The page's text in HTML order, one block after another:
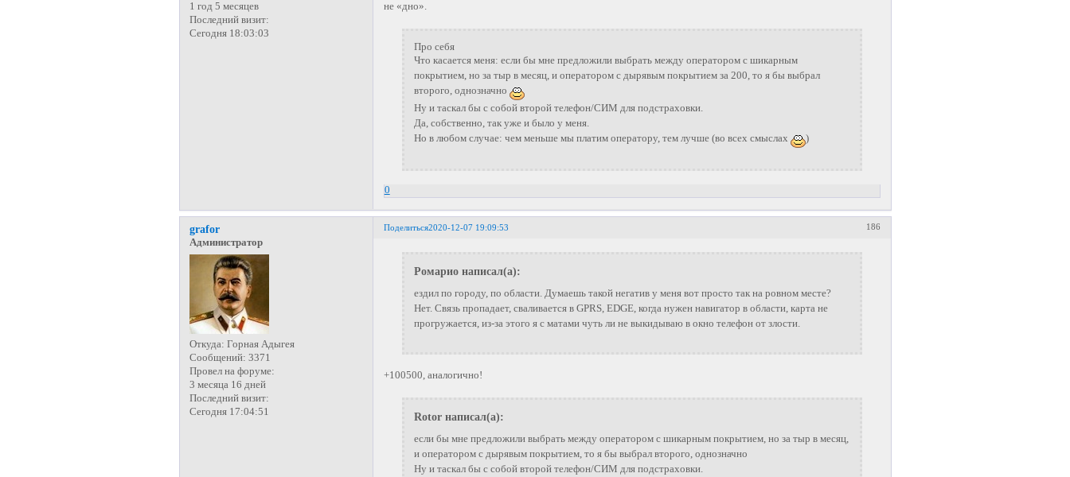
1 год 5 месяцев
Последний визит:
Сегодня 18:03:03
не «дно».
Про себя
Что касается меня: если бы мне предложили выбрать между оператором с шикарным
покрытием, но за тыр в месяц, и оператором с дырявым покрытием за 200, то я бы выбрал
второго, однозначно
Ну и таскал бы с собой второй телефон/СИМ для подстраховки.
Да, собственно, так уже и было у меня.
Но в любом случае: чем меньше мы платим оператору, тем лучше (во всех смыслах
)
0
Поделиться 186
2020-12-07 19:09:53
grafor
Администратор
Откуда: Горная Адыгея
Сообщений: 3371
Провел на форуме:
3 месяца 16 дней
Последний визит:
Сегодня 17:04:51
Ромарио написал(а):
ездил по городу, по области. Думаешь такой негатив у меня вот просто так на ровном месте?
Нет. Связь пропадает, сваливается в GPRS, EDGE, когда нужен навигатор в области, карта не
прогружается, из-за этого я с матами чуть ли не выкидываю в окно телефон от злости.
+100500, аналогично!
Rotor написал(а):
если бы мне предложили выбрать между оператором с шикарным покрытием, но за тыр в месяц,
и оператором с дырявым покрытием, то я бы выбрал второго, однозначно
Ну и таскал бы с собой второй телефон/СИМ для подстраховки.